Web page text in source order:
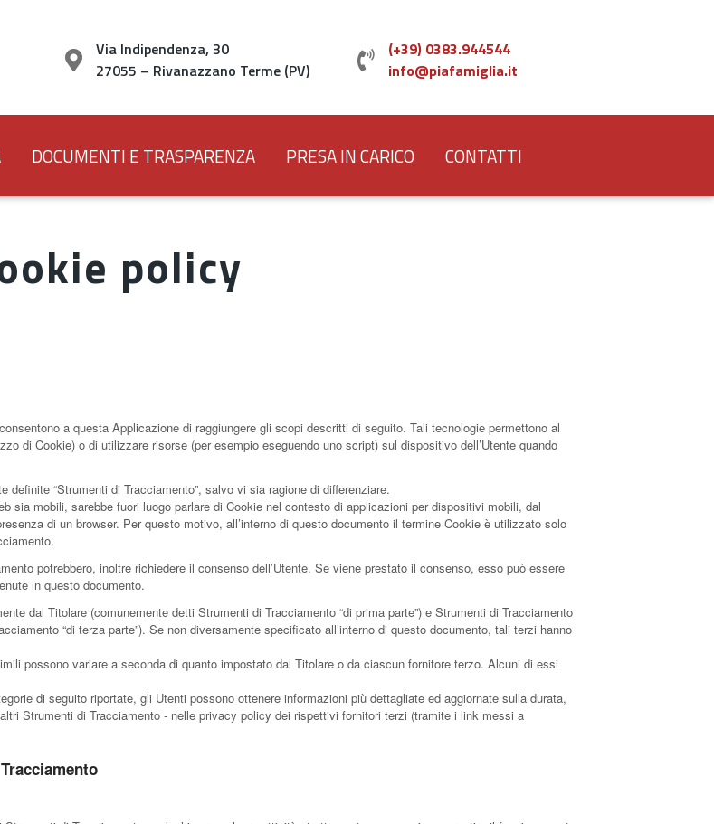
Via Indipendenza, 30
27055 – Rivanazzano Terme (PV)
(+39) 0383.944544
info@piafamiglia.it
DOCUMENTI E TRASPARENZA PRESA IN CARICO CONTATTI
policy
a questa Applicazione di raggiungere gli scopi descritti di seguito. Tali tecnologie permettono al
di Cookie) o di utilizzare risorse (per esempio eseguendo uno script) sul dispositivo dell’Utente quando
“Strumenti di Tracciamento”, salvo vi sia ragione di differenziare.
sia mobili, sarebbe fuori luogo parlare di Cookie nel contesto di applicazioni per dispositivi mobili, dal
di un browser. Per questo motivo, all’interno di questo documento il termine Cookie è utilizzato solo
potrebbero, inoltre richiedere il consenso dell’Utente. Se viene prestato il consenso, esso può essere
in questo documento.
dal Titolare (comunemente detti Strumenti di Tracciamento “di prima parte”) e Strumenti di Tracciamento
“di terza parte”). Se non diversamente specificato all’interno di questo documento, tali terzi hanno
possono variare a seconda di quanto impostato dal Titolare o da ciascun fornitore terzo. Alcuni di essi
di seguito riportate, gli Utenti possono ottenere informazioni più dettagliate ed aggiornate sulla durata,
Strumenti di Tracciamento - nelle privacy policy dei rispettivi fornitori terzi (tramite i link messi a